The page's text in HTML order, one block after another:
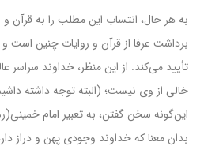
به هر حال، انتساب این مطلب را به قرآن و
برداشت عرفا از قرآن و روایات چنین است
تأیید می‌کند. از این منظر، خداوند سراسر
خالی از وی نیست؛ (البته توجه داشته
این‌گونه سخن گفتن، به تعبیر امام
بدان معنا که خداوند وجودی پهن و دراز